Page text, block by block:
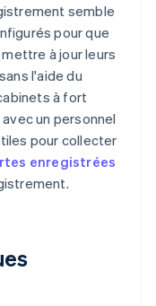
semble
pour que
à jour leurs
l'aide du
à fort
un personnel
pour collecter
enregistrées